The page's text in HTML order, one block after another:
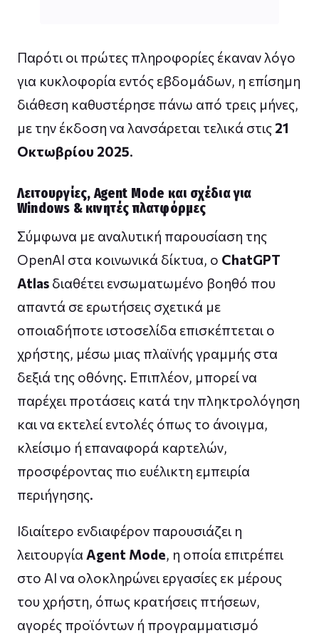
Παρότι οι πρώτες πληροφορίες έκαναν λόγο
για κυκλοφορία εντός εβδομάδων, η επίσημη
διάθεση καθυστέρησε πάνω από τρεις μήνες,
με την έκδοση να λανσάρεται τελικά στις 21
Οκτωβρίου 2025.
Λειτουργίες, Agent Mode και σχέδια για
Windows & κινητές πλατφόρμες
Σύμφωνα με αναλυτική παρουσίαση της
OpenAI στα κοινωνικά δίκτυα, ο ChatGPT
Atlas διαθέτει ενσωματωμένο βοηθό που
απαντά σε ερωτήσεις σχετικά με
οποιαδήποτε ιστοσελίδα επισκέπτεται ο
χρήστης, μέσω μιας πλαϊνής γραμμής στα
δεξιά της οθόνης. Επιπλέον, μπορεί να
παρέχει προτάσεις κατά την πληκτρολόγηση
και να εκτελεί εντολές όπως το άνοιγμα,
κλείσιμο ή επαναφορά καρτελών,
προσφέροντας πιο ευέλικτη εμπειρία
περιήγησης.
Ιδιαίτερο ενδιαφέρον παρουσιάζει η
λειτουργία Agent Mode, η οποία επιτρέπει
στο AI να ολοκληρώνει εργασίες εκ μέρους
του χρήστη, όπως κρατήσεις πτήσεων,
αγορές προϊόντων ή προγραμματισμό